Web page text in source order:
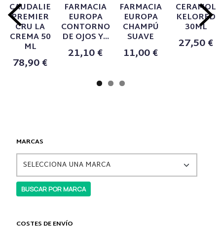
MARCAS
COSTES DE ENVÍO
CAUDALIE
PREMIER
CRU LA
CREMA 50
ML
78,90 €
FARMACIA
EUROPA
CONTORNO
DE OJOS Y...
21,10 €
FARMACIA
EUROPA
CHAMPÚ
SUAVE
11,00 €
CERAMOL
KELORED
30ML
27,50 €